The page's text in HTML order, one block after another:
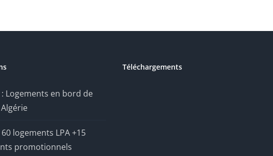
: Logements en bord de
logements LPA +15
promotionnels
Téléchargements